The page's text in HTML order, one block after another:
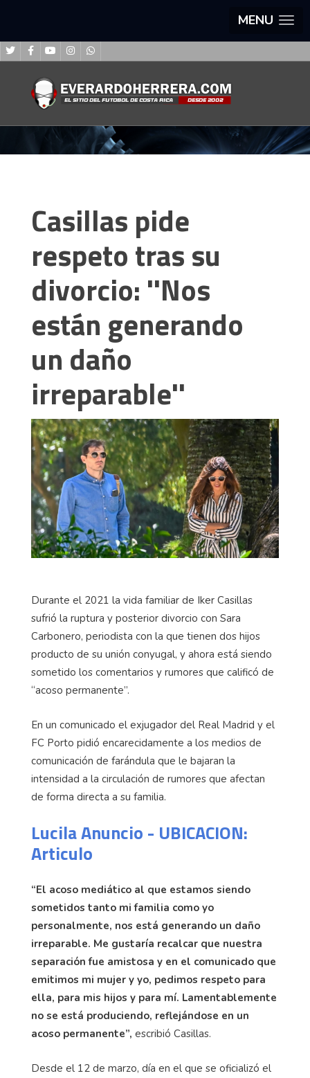
MENU
Casillas pide
respeto tras su
divorcio: ''Nos
están generando
un daño
irreparable''
Durante el 2021 la vida familiar de Iker Casillas
sufrió la ruptura y posterior divorcio con Sara
Carbonero, periodista con la que tienen dos hijos
producto de su unión conyugal, y ahora está siendo
sometido los comentarios y rumores que calificó de
“acoso permanente”.
En un comunicado el exjugador del Real Madrid y el
FC Porto pidió encarecidamente a los medios de
comunicación de farándula que le bajaran la
intensidad a la circulación de rumores que afectan
de forma directa a su familia.
Lucila Anuncio - UBICACION:
Articulo
“El acoso mediático al que estamos siendo
sometidos tanto mi familia como yo
personalmente, nos está generando un daño
irreparable. Me gustaría recalcar que nuestra
separación fue amistosa y en el comunicado que
emitimos mi mujer y yo, pedimos respeto para
ella, para mis hijos y para mí. Lamentablemente
no se está produciendo, reflejándose en un
acoso permanente”, escribió Casillas.
Desde el 12 de marzo, día en el que se oficializó el